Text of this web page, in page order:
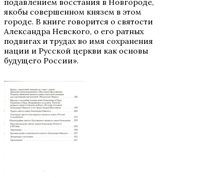
якобы совершенном князем в этом
городе. В книге говорится о святости
Александра Невского, о его ратных
подвигах и трудах во имя сохранения
нации и Русской церкви как основы
будущего России».